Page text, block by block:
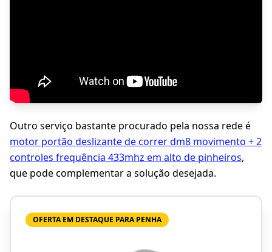
Outro serviço bastante procurado pela nossa rede é
motor portão deslizante de correr dm8 movimento + 2
controles frequência 433mhz em alto de pinheiros,
que pode complementar a solução desejada.
OFERTA EM DESTAQUE PARA PENHA